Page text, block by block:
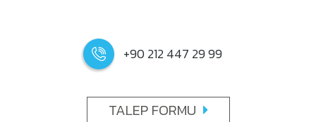
+90 212 447 29 99
TALEP FORMU